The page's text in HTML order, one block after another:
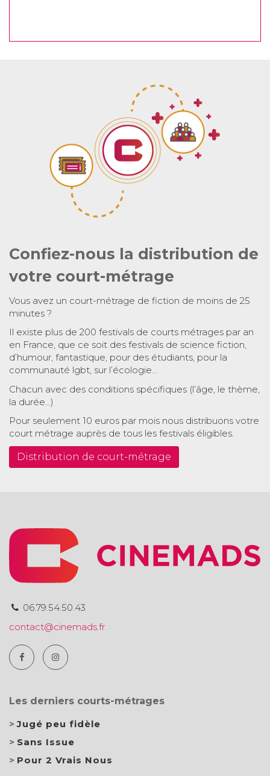
Confiez-nous la distribution de
votre court-métrage
Vous avez un court-métrage de fiction de moins de 25
minutes ?
Il existe plus de 200 festivals de courts métrages par an
en France, que ce soit des festivals de science fiction,
d’humour, fantastique, pour des étudiants, pour la
communauté lgbt, sur l’écologie…
Chacun avec des conditions spécifiques (l’âge, le thème,
la durée…)
Pour seulement 10 euros par mois nous distribuons votre
court métrage auprès de tous les festivals éligibles.
Distribution de court-métrage
06.79.54.50.43
contact@cinemads.fr
Les derniers courts-métrages
Jugé peu fidèle
Sans Issue
Pour 2 Vrais Nous